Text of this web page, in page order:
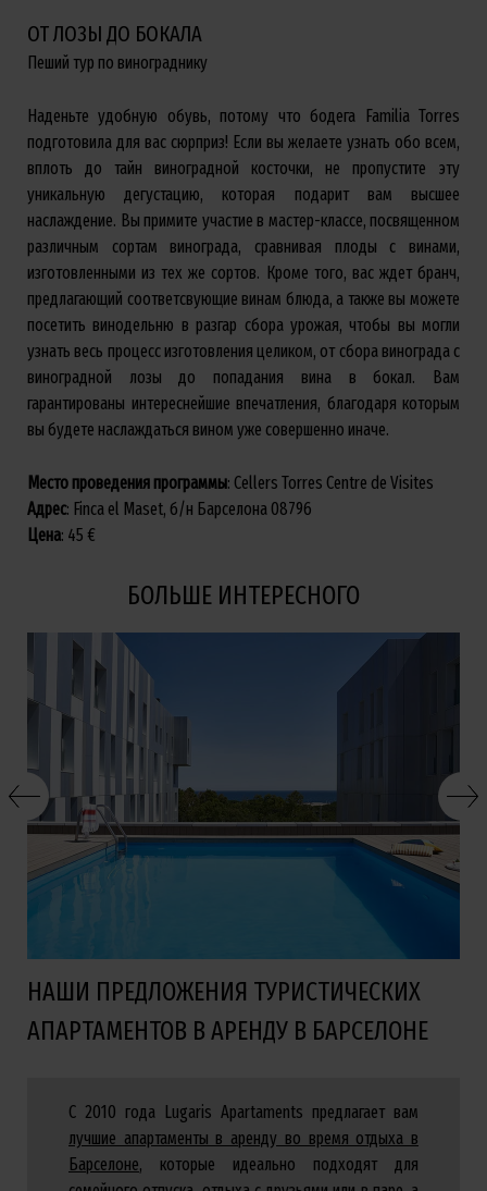
ОТ ЛОЗЫ ДО БОКАЛА
Пеший тур по винограднику
Наденьте удобную обувь, потому что бодега Familia Torres
подготовила для вас сюрприз! Если вы желаете узнать обо всем,
вплоть до тайн виноградной косточки, не пропустите эту
уникальную дегустацию, которая подарит вам высшее
наслаждение. Вы примите участие в мастер-классе, посвященном
различным сортам винограда, сравнивая плоды с винами,
изготовленными из тех же сортов. Кроме того, вас ждет бранч,
предлагающий соответсвующие винам блюда, а также вы можете
посетить винодельню в разгар сбора урожая, чтобы вы могли
узнать весь процесс изготовления целиком, от сбора винограда с
виноградной лозы до попадания вина в бокал. Вам
гарантированы интереснейшие впечатления, благодаря которым
вы будете наслаждаться вином уже совершенно иначе.
Место проведения программы: Cellers Torres Centre de Visites
Адрес: Finca el Maset, б/н Барселона 08796
Цена: 45 €
БОЛЬШЕ ИНТЕРЕСНОГО
НАШИ ПРЕДЛОЖЕНИЯ ТУРИСТИЧЕСКИХ
АПАРТАМЕНТОВ В АРЕНДУ В БАРСЕЛОНЕ
С 2010 года Lugaris Apartaments предлагает вам
лучшие апартаменты в аренду во время отдыха в
Барселоне, которые идеально подходят для